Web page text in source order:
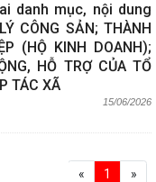
danh mục, nội dung
CÔNG SẢN; THÀNH
(HỘ KINH DOANH);
HỖ TRỢ CỦA TỔ
TÁC XÃ
15/06/2026
« 1 »